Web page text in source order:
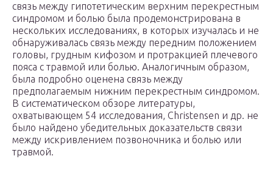
связь между гипотетическим верхним перекрестным
синдромом и болью была продемонстрирована в
нескольких исследованиях, в которых изучалась и не
обнаруживалась связь между передним положением
головы, грудным кифозом и протракцией плечевого
пояса с травмой или болью. Аналогичным образом,
была подробно оценена связь между
предполагаемым нижним перекрестным синдромом.
В систематическом обзоре литературы,
охватывающем 54 исследования, Christensen и др. не
было найдено убедительных доказательств связи
между искривлением позвоночника и болью или
травмой.